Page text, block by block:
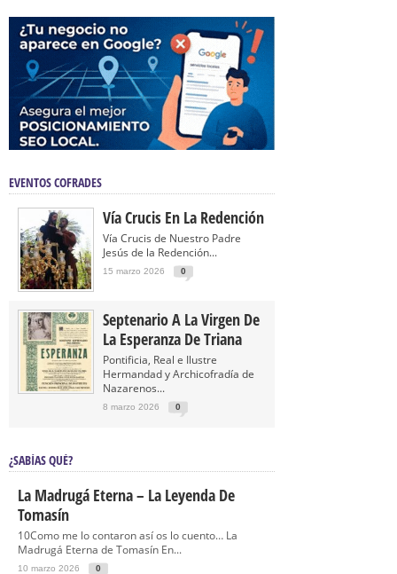
EVENTOS COFRADES
Vía Crucis En La Redención
Vía Crucis de Nuestro Padre
Jesús de la Redención...
15 marzo 2026 0
Septenario A La Virgen De
La Esperanza De Triana
Pontificia, Real e Ilustre
Hermandad y Archicofradía de
Nazarenos...
8 marzo 2026 0
¿SABÍAS QUÉ?
La Madrugá Eterna – La Leyenda De
Tomasín
10Como me lo contaron así os lo cuento… La
Madrugá Eterna de Tomasín En...
10 marzo 2026 0